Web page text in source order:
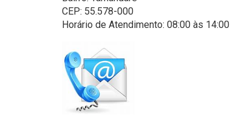
CEP: 55.578-000
Horário de Atendimento: 08:00 às 14:00